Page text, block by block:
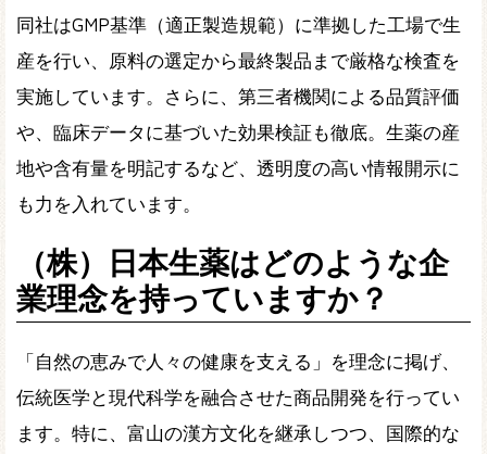
同社はGMP基準（適正製造規範）に準拠した工場で生
産を行い、原料の選定から最終製品まで厳格な検査を
実施しています。さらに、第三者機関による品質評価
や、臨床データに基づいた効果検証も徹底。生薬の産
地や含有量を明記するなど、透明度の高い情報開示に
も力を入れています。
（株）日本生薬はどのような企
業理念を持っていますか？
「自然の恵みで人々の健康を支える」を理念に掲げ、
伝統医学と現代科学を融合させた商品開発を行ってい
ます。特に、富山の漢方文化を継承しつつ、国際的な